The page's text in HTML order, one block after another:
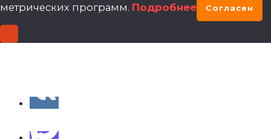
метрических программ. Подробнее Согласен